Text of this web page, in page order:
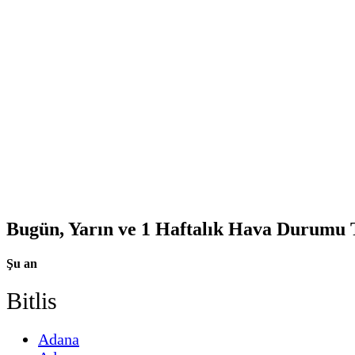
Bugün, Yarın ve 1 Haftalık Hava Durumu
Şu an
Bitlis
Adana